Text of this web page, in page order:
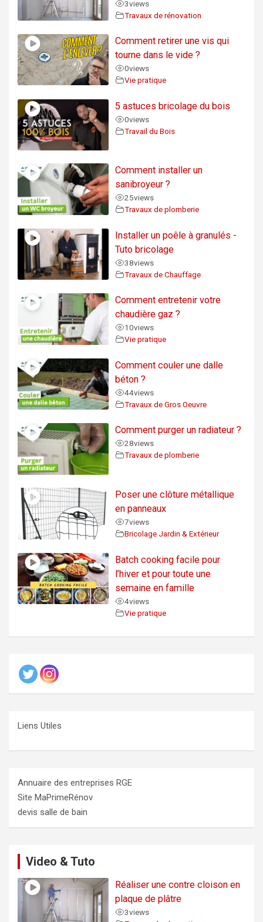
3views
Travaux de rénovation
Comment retirer une vis qui
tourne dans le vide ?
0views
Vie pratique
5 astuces bricolage du bois
0views
Travail du Bois
Comment installer un
sanibroyeur ?
25views
Travaux de plomberie
Installer un poêle à granulés -
Tuto bricolage
38views
Travaux de Chauffage
Comment entretenir votre
chaudière gaz ?
10views
Vie pratique
Comment couler une dalle
béton ?
44views
Travaux de Gros Oeuvre
Comment purger un radiateur ?
28views
Travaux de plomberie
Poser une clôture métallique
en panneaux
7views
Bricolage Jardin & Extérieur
Batch cooking facile pour
l’hiver et pour toute une
semaine en famille
4views
Vie pratique
Liens Utiles
Annuaire des entreprises RGE
Site MaPrimeRénov
devis salle de bain
Video & Tuto
Réaliser une contre cloison en
plaque de plâtre
3views